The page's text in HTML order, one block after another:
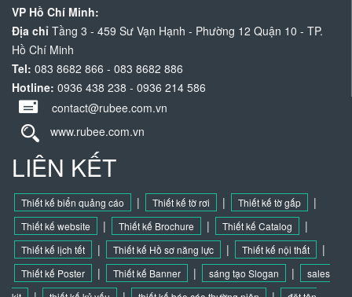
VP Hồ Chí Minh:
Địa chỉ Tầng 3 - 459 Sư Vạn Hạnh - Phường 12 Quận 10 - TP.
Hồ Chí Minh
Tel: 083 8682 866 - 083 8682 886
Hotline: 0936 438 238 - 0936 214 586
contact@rubee.com.vn
www.rubee.com.vn
LIÊN KẾT
Thiết kế biển quảng cáo | Thiết kế tờ rơi | Thiết kế tờ gấp |
Thiết kế website | Thiết kế Brochure | Thiết kế Catalog |
Thiết kế lịch tết | Thiết kế Hồ sơ năng lực | Thiết kế nội thất |
Thiết kế Poster | Thiết kế Banner | sáng tạo Slogan |
sales